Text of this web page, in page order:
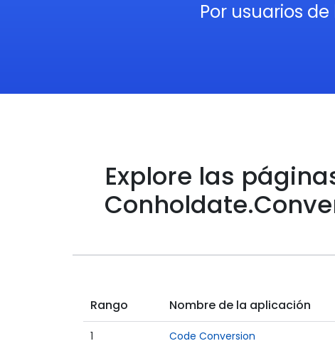
Por usuarios
Explore las
Rango Nombre de la aplicación
1 Code Conversion